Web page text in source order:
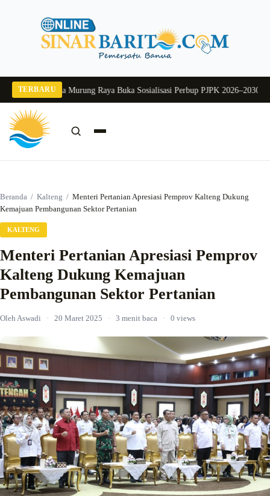
TERBARU
Pj Sekda Murung Raya Buka Sosialisasi Perbup PJPK 2026–2030Dukung
Beranda / Kalteng / Menteri Pertanian Apresiasi Pemprov Kalteng Dukung
Kemajuan Pembangunan Sektor Pertanian
KALTENG
Menteri Pertanian Apresiasi Pemprov
Kalteng Dukung Kemajuan
Pembangunan Sektor Pertanian
Oleh Aswadi · 20 Maret 2025 · 3 menit baca · 0 views